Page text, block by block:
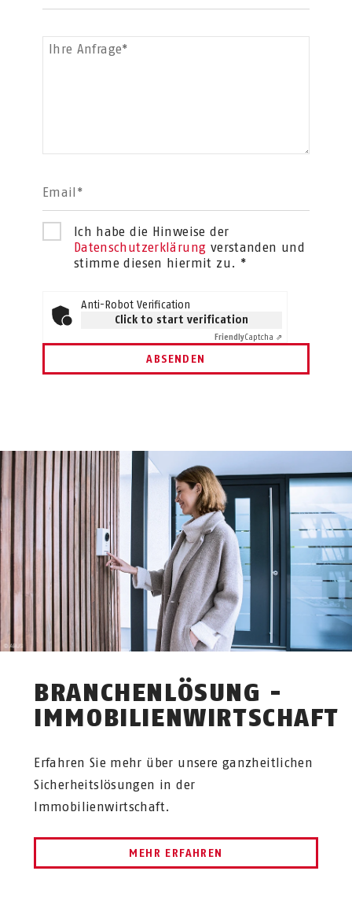
Ihre Anfrage*
Email*
Ich habe die Hinweise der
Datenschutzerklärung verstanden und
stimme diesen hiermit zu. *
Anti-Robot Verification
Click to start verification
FriendlyCaptcha ⇗
ABSENDEN
BRANCHENLÖSUNG -
IMMOBILIENWIRTSCHAFT
Erfahren Sie mehr über unsere ganzheitlichen
Sicherheitslösungen in der
Immobilienwirtschaft.
MEHR ERFAHREN